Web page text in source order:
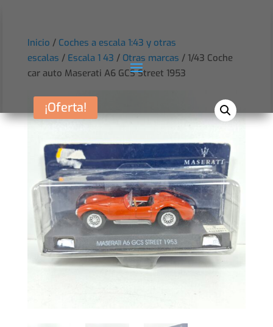
Inicio / Coches a escala 1:43 y otras
escalas / Escala 1 43 / Otras marcas / 1/43 Coche
car auto Maserati A6 GCS Street 1953
¡Oferta!